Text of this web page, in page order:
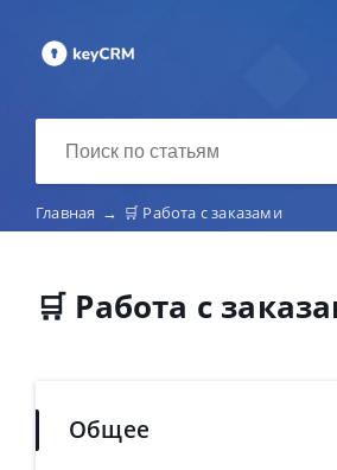
Главная → 🛒 Работа с заказами
🛒 Работа с
Общее